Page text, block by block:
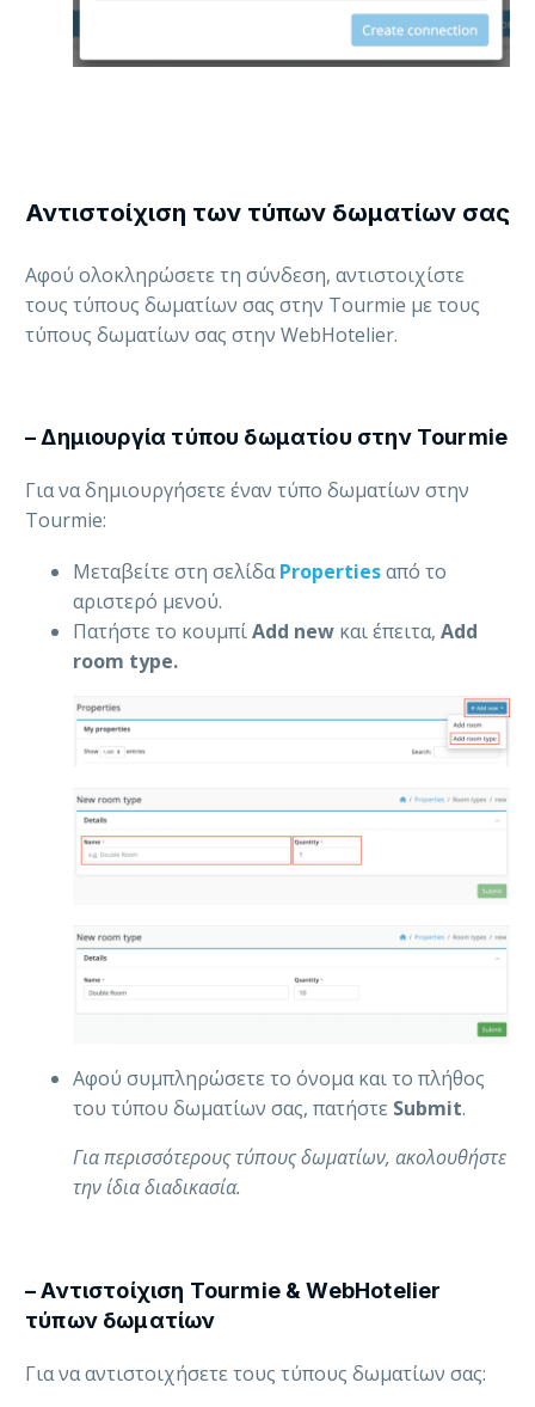
Αντιστοίχιση των τύπων δωματίων σας
Αφού ολοκληρώσετε τη σύνδεση, αντιστοιχίστε
τους τύπους δωματίων σας στην Tourmie με τους
τύπους δωματίων σας στην WebHotelier.
– Δημιουργία τύπου δωματίου στην Tourmie
Για να δημιουργήσετε έναν τύπο δωματίων στην
Tourmie:
Μεταβείτε στη σελίδαPropertiesαπό το
αριστερό μενού.
Πατήστε το κουμπίAdd new και έπειτα, Add
room type.
Αφού συμπληρώσετε το όνομα και το πλήθος
του τύπου δωματίων σας, πατήστε Submit.
Για περισσότερους τύπους δωματίων, ακολουθήστε
την ίδια διαδικασία.
– Αντιστοίχιση Tourmie & WebHotelier
τύπων δωματίων
Για να αντιστοιχήσετε τους τύπους δωματίων σας: